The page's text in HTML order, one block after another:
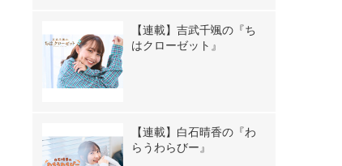
【連載】吉武千颯の『ち
はクローゼット』
【連載】白石晴香の『わ
らうわらびー』